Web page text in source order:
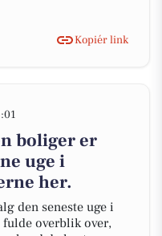
Kopiér link
boliger er
uge i
her.
den seneste uge i
overblik over,